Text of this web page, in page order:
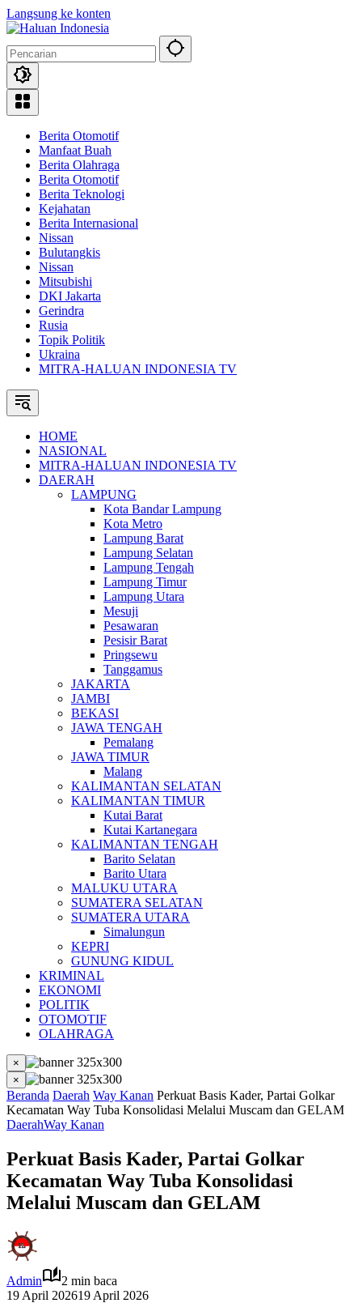
Langsung ke konten
Berita Otomotif
Manfaat Buah
Berita Olahraga
Berita Otomotif
Berita Teknologi
Kejahatan
Berita Internasional
Nissan
Bulutangkis
Nissan
Mitsubishi
DKI Jakarta
Gerindra
Rusia
Topik Politik
Ukraina
MITRA-HALUAN INDONESIA TV
HOME
NASIONAL
MITRA-HALUAN INDONESIA TV
DAERAH
LAMPUNG
Kota Bandar Lampung
Kota Metro
Lampung Barat
Lampung Selatan
Lampung Tengah
Lampung Timur
Lampung Utara
Mesuji
Pesawaran
Pesisir Barat
Pringsewu
Tanggamus
JAKARTA
JAMBI
BEKASI
JAWA TENGAH
Pemalang
JAWA TIMUR
Malang
KALIMANTAN SELATAN
KALIMANTAN TIMUR
Kutai Barat
Kutai Kartanegara
KALIMANTAN TENGAH
Barito Selatan
Barito Utara
MALUKU UTARA
SUMATERA SELATAN
SUMATERA UTARA
Simalungun
KEPRI
GUNUNG KIDUL
KRIMINAL
EKONOMI
POLITIK
OTOMOTIF
OLAHRAGA
×
×
Beranda Daerah Way Kanan Perkuat Basis Kader, Partai Golkar
Kecamatan Way Tuba Konsolidasi Melalui Muscam dan GELAM
DaerahWay Kanan
Perkuat Basis Kader, Partai Golkar
Kecamatan Way Tuba Konsolidasi
Melalui Muscam dan GELAM
Admin
2 min baca
19 April 202619 April 2026